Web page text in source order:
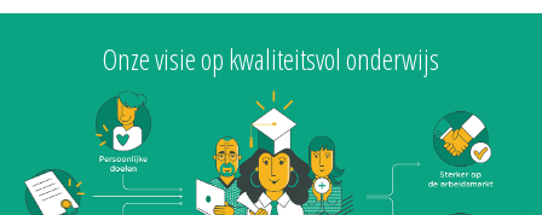
Onze visie op kwaliteitsvol onderwijs